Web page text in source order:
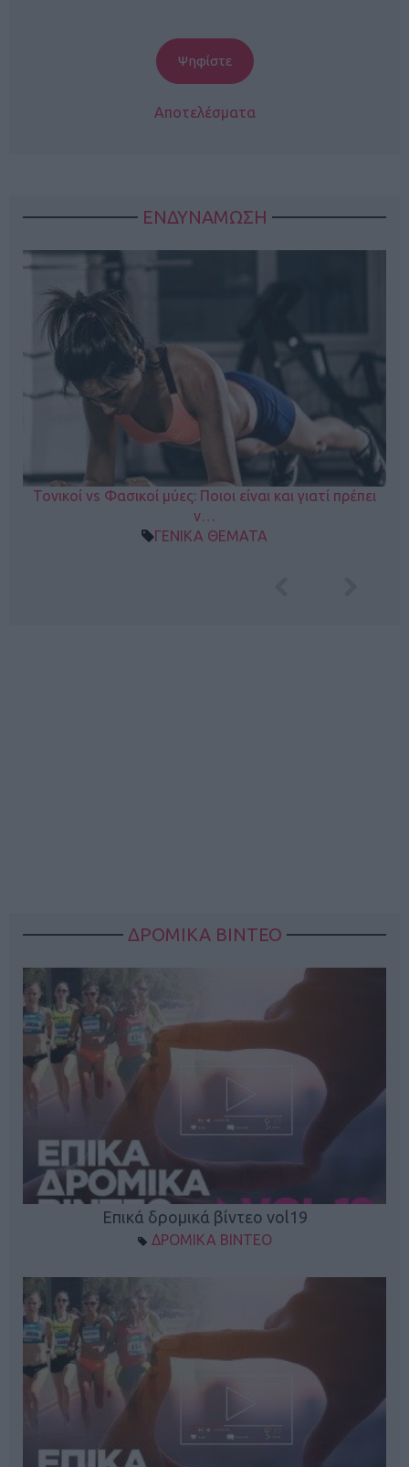
Αποτελέσματα
ΕΝΔΥΝΑΜΩΣΗ
Τονικοί vs Φασικοί μύες: Ποιοι είναι και γιατί πρέπει
ν…
ΓΕΝΙΚΑ ΘΕΜΑΤΑ
ΔΡΟΜΙΚΑ ΒΙΝΤΕΟ
Επικά δρομικά βίντεο vol19
ΔΡΟΜΙΚΑ ΒΙΝΤΕΟ